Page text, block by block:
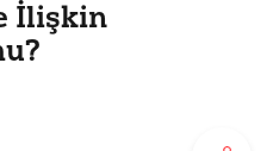
İlişkin